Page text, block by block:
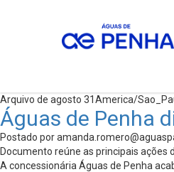
Arquivo de agosto 31America/
Águas de Penha
Postado por
Documento reúne as principais
A concessionária Águas de Penha